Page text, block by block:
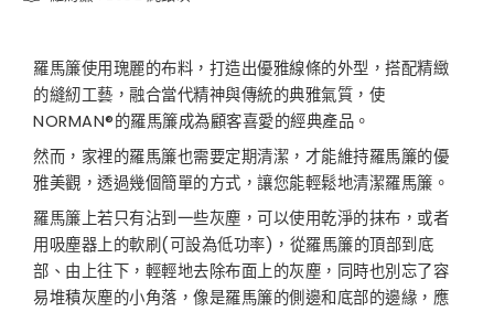
羅馬簾使用瑰麗的布料，打造出優雅線條的外型，搭配精緻
的縫紉工藝，融合當代精神與傳統的典雅氣質，使
NORMAN®的羅馬簾成為顧客喜愛的經典產品。
然而，家裡的羅馬簾也需要定期清潔，才能維持羅馬簾的優
雅美觀，透過幾個簡單的方式，讓您能輕鬆地清潔羅馬簾。
羅馬簾上若只有沾到一些灰塵，可以使用乾淨的抹布，或者
用吸塵器上的軟刷(可設為低功率)，從羅馬簾的頂部到底
部、由上往下，輕輕地去除布面上的灰塵，同時也別忘了容
易堆積灰塵的小角落，像是羅馬簾的側邊和底部的邊緣，應